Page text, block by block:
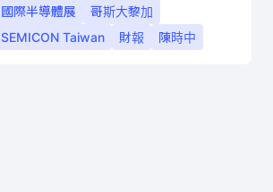
國際半導體展
哥斯大黎加
SEMICON Taiwan
財報 陳時中